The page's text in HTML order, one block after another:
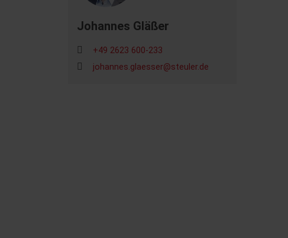
Johannes Gläßer
+49 2623 600-233
johannes.glaesser@steuler.de